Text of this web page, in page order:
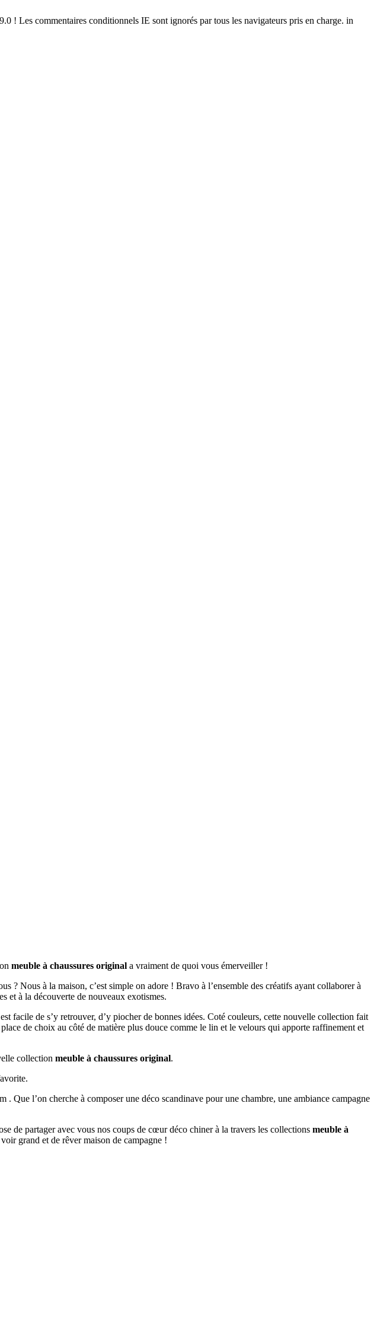
! Les commentaires conditionnels IE sont ignorés par tous les navigateurs pris en charge. in
meuble à chaussures original a vraiment de quoi vous émerveiller !
? Nous à la maison, c’est simple on adore ! Bravo à l’ensemble des créatifs ayant collaborer à
et à la découverte de nouveaux exotismes.
facile de s’y retrouver, d’y piocher de bonnes idées. Coté couleurs, cette nouvelle collection fait
de choix au côté de matière plus douce comme le lin et le velours qui apporte raffinement et
collection meuble à chaussures original.
Que l’on cherche à composer une déco scandinave pour une chambre, une ambiance campagne
de partager avec vous nos coups de cœur déco chiner à la travers les collections meuble à
grand et de rêver maison de campagne !